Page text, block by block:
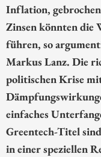
Inflation,
Zinsen könnten die
führen, so
Markus Lanz. Die
politischen Krise
einfaches
Greentech-Titel
in einer speziellen